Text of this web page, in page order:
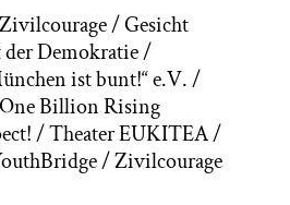
/ Gesicht
der Demokratie /
ist bunt!“ e.V. /
One Billion Rising
/ Theater EUKITEA /
/ Zivilcourage